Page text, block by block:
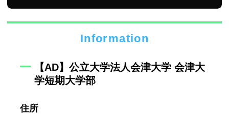
Information
【AD】公立大学法人会津大学 会津大
学短期大学部
住所